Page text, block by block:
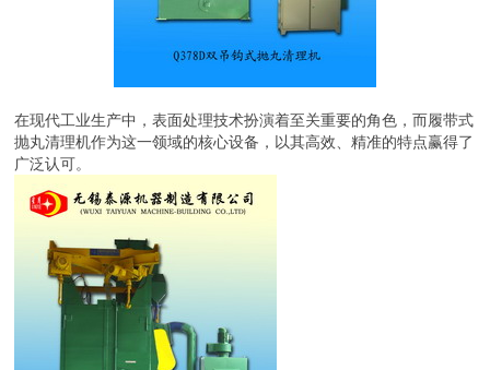
在现代工业生产中，表面处理技术扮演着至关重要的角色，而履带式
抛丸清理机作为这一领域的核心设备，以其高效、精准的特点赢得了
广泛认可。